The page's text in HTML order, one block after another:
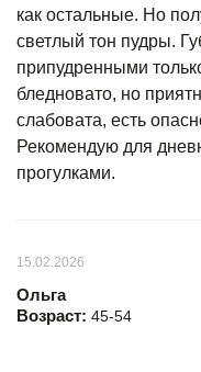
как остальные. Но
светлый тон пудры.
припудренными
бледновато, но
слабовата, есть
Рекомендую для
прогулками.
15.02.2026
Ольга
Возраст: 45-54